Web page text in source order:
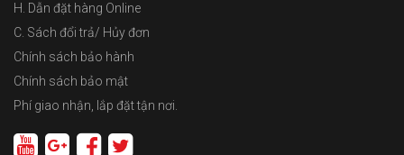
H. Dẫn đặt hàng Online
C. Sách đổi trả/ Hủy đơn
Chính sách bảo hành
Chính sách bảo mật
Phí giao nhận, lắp đặt tận nơi.